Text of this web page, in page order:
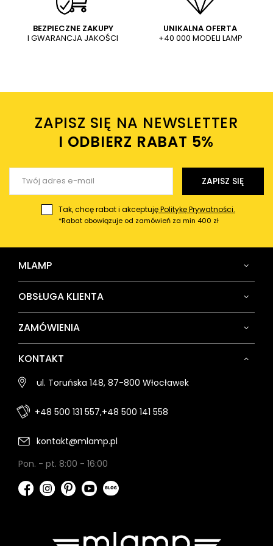
Dodaj własne zdjęcie produktu:
Twoje imię
Twój email
BEZPIECZNE ZAKUPY
I GWARANCJA JAKOŚCI
UNIKALNA OFERTA
+40 000 MODELI LAMP
ZAPISZ SIĘ NA NEWSLETTER
I ODBIERZ RABAT 5%ㅤ
ZAPISZ SIĘ
Tak, chcę rabat i akceptujęPolitykę Prywatności.
*Rabat obowiązuje od zamówień za min 400 zł
MLAMP
OBSŁUGA KLIENTA
ZAMÓWIENIA
KONTAKT
ul. Toruńska 148, 87-800 Włocławek
+48 500 131 557,+48 500 141 558
kontakt@mlamp.pl
Pon. - pt. 8:00 - 16:00